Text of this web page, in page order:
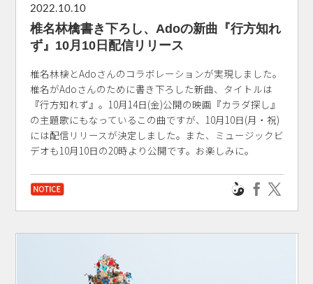
2022.10.10
椎名林檎書き下ろし、Adoの新曲『行方知れ
ず』10月10日配信リリース
椎名林檎とAdoさんのコラボレーションが実現しました。
椎名がAdoさんのために書き下ろした新曲、タイトルは
『行方知れず』。10月14日(金)公開の映画『カラダ探し』
の主題歌にもなっているこの曲ですが、10月10日(月・祝)
には配信リリースが決定しました。また、ミュージックビ
デオも10月10日の20時より公開です。お楽しみに。